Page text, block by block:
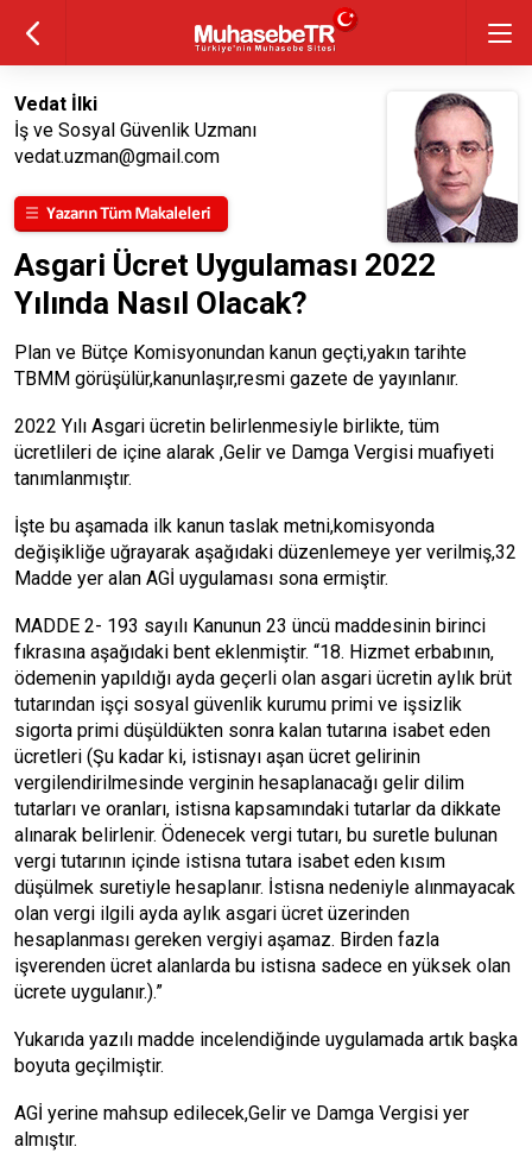
Vedat İlki
İş ve Sosyal Güvenlik Uzmanı
vedat.uzman@gmail.com
Asgari Ücret Uygulaması 2022
Yılında Nasıl Olacak?
Plan ve Bütçe Komisyonundan kanun geçti,yakın tarihte
TBMM görüşülür,kanunlaşır,resmi gazete de yayınlanır.
2022 Yılı Asgari ücretin belirlenmesiyle birlikte, tüm
ücretlileri de içine alarak ,Gelir ve Damga Vergisi muafiyeti
tanımlanmıştır.
İşte bu aşamada ilk kanun taslak metni,komisyonda
değişikliğe uğrayarak aşağıdaki düzenlemeye yer verilmiş,32
Madde yer alan AGİ uygulaması sona ermiştir.
MADDE 2- 193 sayılı Kanunun 23 üncü maddesinin birinci
fıkrasına aşağıdaki bent eklenmiştir. “18. Hizmet erbabının,
ödemenin yapıldığı ayda geçerli olan asgari ücretin aylık brüt
tutarından işçi sosyal güvenlik kurumu primi ve işsizlik
sigorta primi düşüldükten sonra kalan tutarına isabet eden
ücretleri (Şu kadar ki, istisnayı aşan ücret gelirinin
vergilendirilmesinde verginin hesaplanacağı gelir dilim
tutarları ve oranları, istisna kapsamındaki tutarlar da dikkate
alınarak belirlenir. Ödenecek vergi tutarı, bu suretle bulunan
vergi tutarının içinde istisna tutara isabet eden kısım
düşülmek suretiyle hesaplanır. İstisna nedeniyle alınmayacak
olan vergi ilgili ayda aylık asgari ücret üzerinden
hesaplanması gereken vergiyi aşamaz. Birden fazla
işverenden ücret alanlarda bu istisna sadece en yüksek olan
ücrete uygulanır.).”
Yukarıda yazılı madde incelendiğinde uygulamada artık başka
boyuta geçilmiştir.
AGİ yerine mahsup edilecek,Gelir ve Damga Vergisi yer
almıştır.